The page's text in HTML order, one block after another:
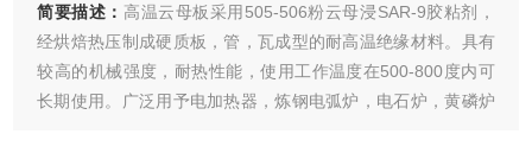
简要描述： 高温云母板采用505-506粉云母浸SAR-9胶粘剂，
经烘焙热压制成硬质板，管，瓦成型的耐高温绝缘材料。具有
较高的机械强度，耐热性能，使用工作温度在500-800度内可
长期使用。广泛用予电加热器，炼钢电弧炉，电石炉，黄磷炉